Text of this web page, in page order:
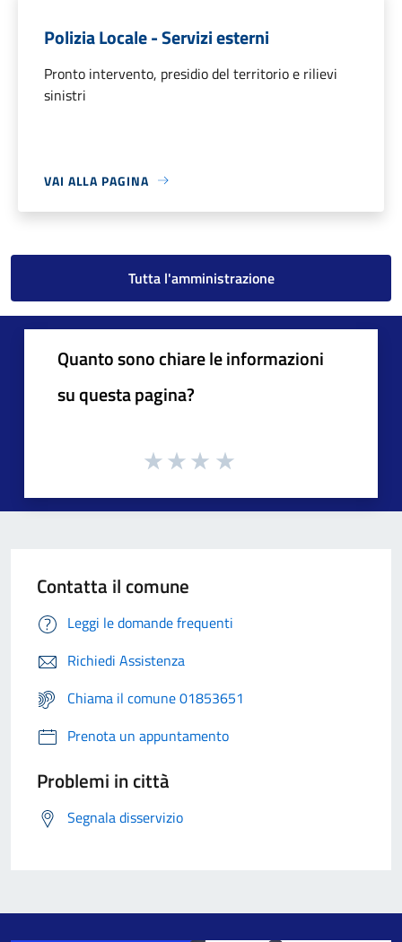
Polizia Locale - Servizi esterni
Pronto intervento, presidio del territorio e rilievi
sinistri
VAI ALLA PAGINA
Tutta l'amministrazione
Quanto sono chiare le informazioni
su questa pagina?
Contatta il comune
Leggi le domande frequenti
Richiedi Assistenza
Chiama il comune 01853651
Prenota un appuntamento
Problemi in città
Segnala disservizio